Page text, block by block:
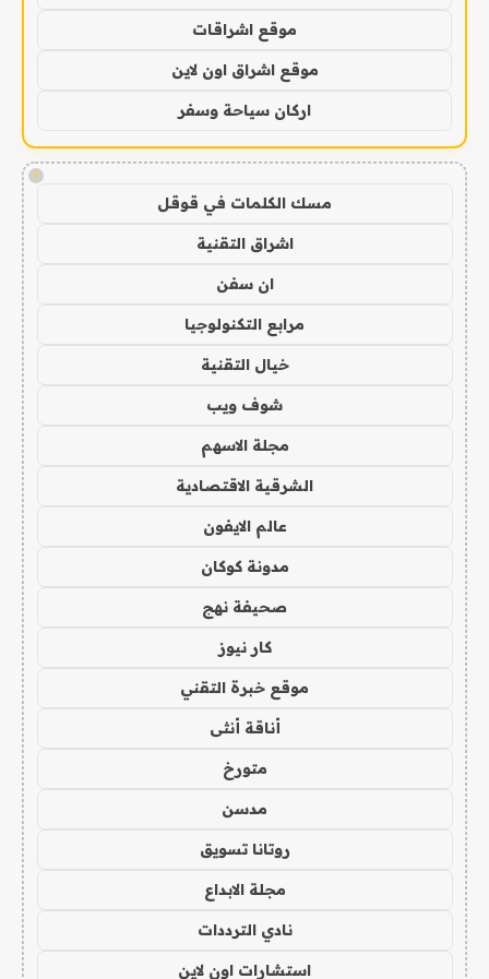
موقع اشراقات
موقع اشراق اون لاين
اركان سياحة وسفر
!
مسك الكلمات في قوقل
اشراق التقنية
ان سفن
مرابع التكنولوجيا
خيال التقنية
شوف ويب
مجلة الاسهم
الشرقية الاقتصادية
عالم الايفون
مدونة كوكان
صحيفة نهج
كار نيوز
موقع خبرة التقني
أناقة أنثى
متورخ
مدسن
روتانا تسويق
مجلة الابداع
نادي الترددات
استشارات اون لاين